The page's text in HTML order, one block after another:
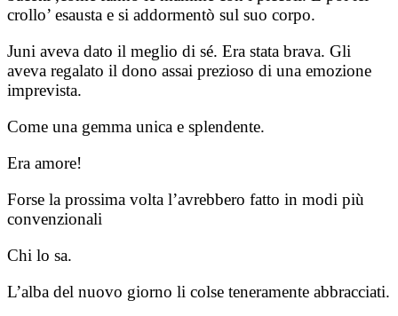
crollo’ esausta e si addormentò sul suo corpo.
Juni aveva dato il meglio di sé. Era stata brava. Gli
aveva regalato il dono assai prezioso di una emozione
imprevista.
Come una gemma unica e splendente.
Era amore!
Forse la prossima volta l’avrebbero fatto in modi più
convenzionali
Chi lo sa.
L’alba del nuovo giorno li colse teneramente abbracciati.